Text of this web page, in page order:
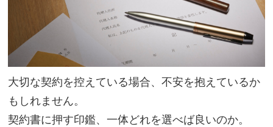
大切な契約を控えている場合、不安を抱えているか
もしれません。
契約書に押す印鑑、一体どれを選べば良いのか。